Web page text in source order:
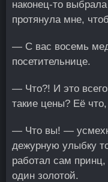
наконец-то
протянула мне,
— С вас восемь
посетительнице.
— Что?! И это всего
такие цены? Её
— Что вы! —
дежурную улыбку
работал сам
один золотой.